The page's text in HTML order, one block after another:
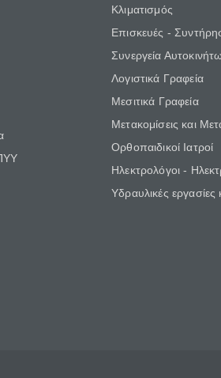
Κλιματισμός
Επισκευές -
Συνεργεία
Λογιστικά Γραφεία
Μεσιτικά Γραφεία
Μετακομίσεις και
Ορθοπαιδικοί Ιατροί
Ηλεκτρολόγοι -
Υδραυλικές εργασίες